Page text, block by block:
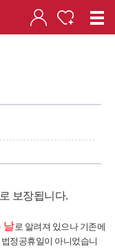
보장됩니다.
날로 알려져 있으나 기존에
정공휴일이 아니었습니